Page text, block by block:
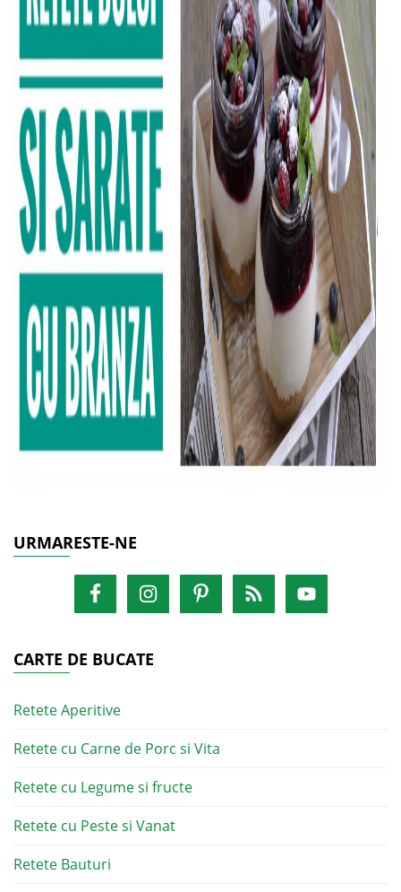
URMARESTE-NE
CARTE DE BUCATE
Retete Aperitive
Retete cu Carne de Porc si Vita
Retete cu Legume si fructe
Retete cu Peste si Vanat
Retete Bauturi